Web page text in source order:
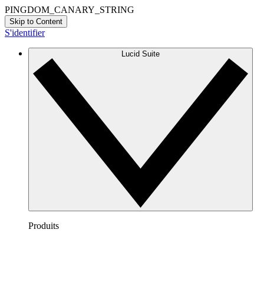
PINGDOM_CANARY_STRING
Skip to Content
S'identifier
Lucid Suite
Produits